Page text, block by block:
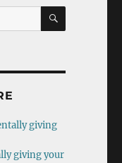
SUCHEN
giving
giving your